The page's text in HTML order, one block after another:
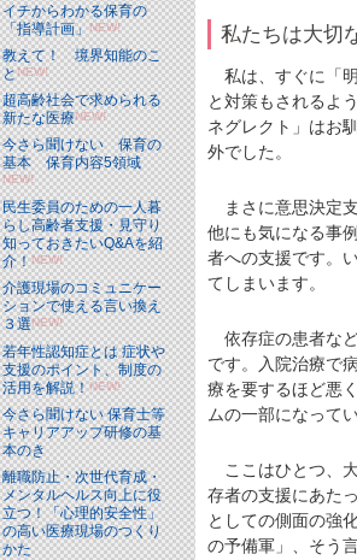
イチからわかる保育の
「指導計画」NEW!
教えて！ 境界知能のこ
とNEW!
超高齢社会で求められる
新たな医療NEW!
今さら聞けない 保育の
基本 保育内容5領域
NEW!
民生委員のための一人暮
らし高齢者支援・見守り
知っておきたいQ&Aを紹
介！NEW!
介護現場のコミュニケー
ションで使える言い換え
３選NEW!
若年性認知症とは 症状や
支援のポイント、制度の
活用を解説！NEW!
今さら聞けない 保育士等
キャリアアップ研修の基
本のき
離職防止・次世代育成・
メンタルヘルス向上に役
立つ！「心理的安全性」
の高い医療現場のつくり
かた
私たちは大切
私は、すぐに「
と対策もされるよ
ネグレクト」はお
外でした。
まさに意思決定
他にも気になる事
者への支援です。
てしまいます。
依存症の患者な
です。入院治療で
療を要するほど悪
ムの一部になって
ここはひとつ、
存者の支援にあた
としての側面の強
の予備軍」、そう